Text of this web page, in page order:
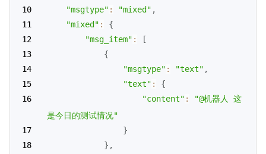
"msgtype" : "mixed" ,
"mixed" :
{
"msg_item" :
[
{
"msgtype" : "text" ,
"text" :
{
"content" :
"@机器人 这
是今日的测试情况"
}
} ,